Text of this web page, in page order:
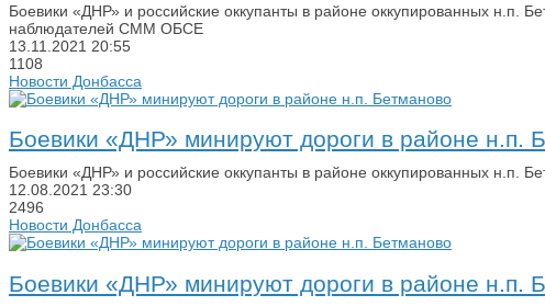
Боевики «ДНР» и российские оккупанты в районе оккупированных
наблюдателей СММ ОБСЕ
13.11.2021 20:55
1108
Новости Донбасса
Боевики «ДНР» минируют дороги в районе н.п.
Боевики «ДНР» и российские оккупанты в районе оккупированных н.п.
12.08.2021 23:30
2496
Новости Донбасса
Боевики «ДНР» минируют дороги в районе н.п.